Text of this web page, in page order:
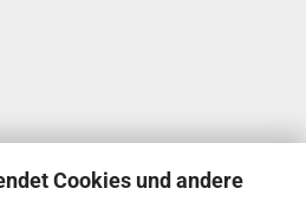
Cookies und andere